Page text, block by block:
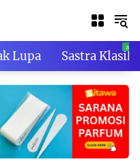
Lupa Sastra Klasik